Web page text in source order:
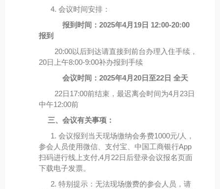
4. 会议时间安排：
报到时间：2025年4月 19 日 12:00-20:00
报到
20:00以后到达请直接到前台办理入住手续，
20日上午8:00-9:00补办报到手续
会议时间：2025年4月20 日至22 日 全天
22日17:00前结束，最迟离会时间为4月23日
中午12:00前
三、会议有关事项：
1. 会议报到当天现场缴纳会务费1000元/人，
参会人员使用微信、支付宝、中国工商银行App
扫码进行线上支付,4月22日后登录会议报名页面
下载电子发票。
2. 特别提示：无法现场缴费的参会人员，请